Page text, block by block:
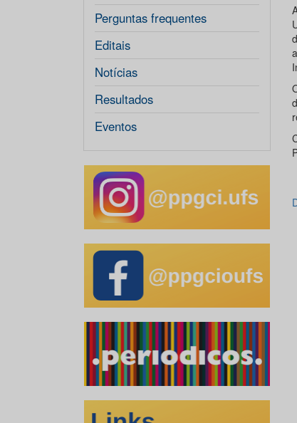
Perguntas frequentes
Editais
Notícias
Resultados
Eventos